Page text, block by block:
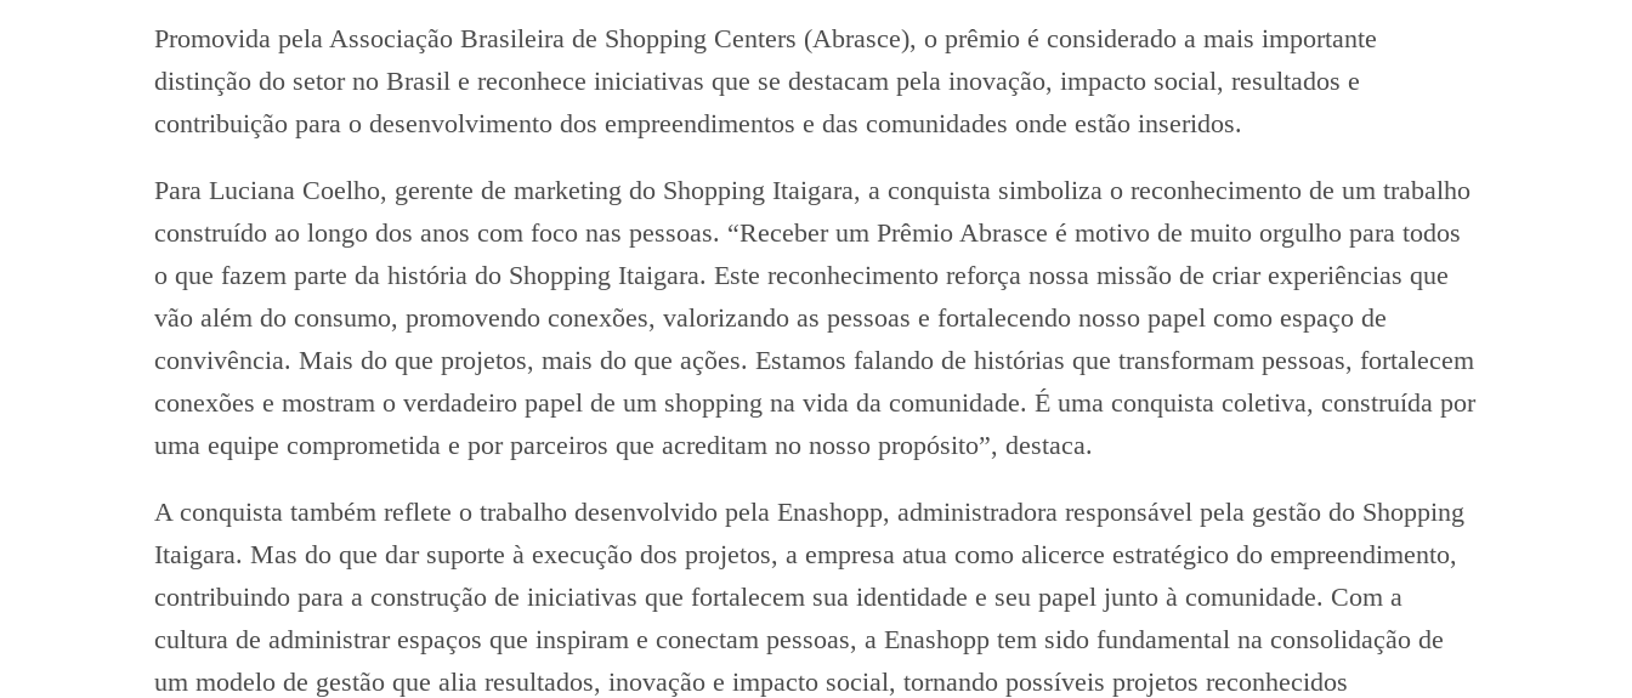
Promovida pela Associação Brasileira de Shopping Centers (Abrasce), o prêmio é considerado a mais importante
distinção do setor no Brasil e reconhece iniciativas que se destacam pela inovação, impacto social, resultados e
contribuição para o desenvolvimento dos empreendimentos e das comunidades onde estão inseridos.
Para Luciana Coelho, gerente de marketing do Shopping Itaigara, a conquista simboliza o reconhecimento de um trabalho
construído ao longo dos anos com foco nas pessoas. “Receber um Prêmio Abrasce é motivo de muito orgulho para todos
o que fazem parte da história do Shopping Itaigara. Este reconhecimento reforça nossa missão de criar experiências que
vão além do consumo, promovendo conexões, valorizando as pessoas e fortalecendo nosso papel como espaço de
convivência. Mais do que projetos, mais do que ações. Estamos falando de histórias que transformam pessoas, fortalecem
conexões e mostram o verdadeiro papel de um shopping na vida da comunidade. É uma conquista coletiva, construída por
uma equipe comprometida e por parceiros que acreditam no nosso propósito”, destaca.
A conquista também reflete o trabalho desenvolvido pela Enashopp, administradora responsável pela gestão do Shopping
Itaigara. Mas do que dar suporte à execução dos projetos, a empresa atua como alicerce estratégico do empreendimento,
contribuindo para a construção de iniciativas que fortalecem sua identidade e seu papel junto à comunidade. Com a
cultura de administrar espaços que inspiram e conectam pessoas, a Enashopp tem sido fundamental na consolidação de
um modelo de gestão que alia resultados, inovação e impacto social, tornando possíveis projetos reconhecidos